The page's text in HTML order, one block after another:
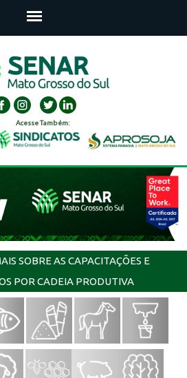
Acesse Também:
SOBRE AS CAPACITAÇÕES E
POR CADEIA PRODUTIVA